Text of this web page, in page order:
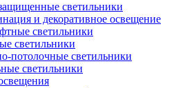
светильники
и декоративное освещение
светильники
светильники
потолочные светильники
светильники